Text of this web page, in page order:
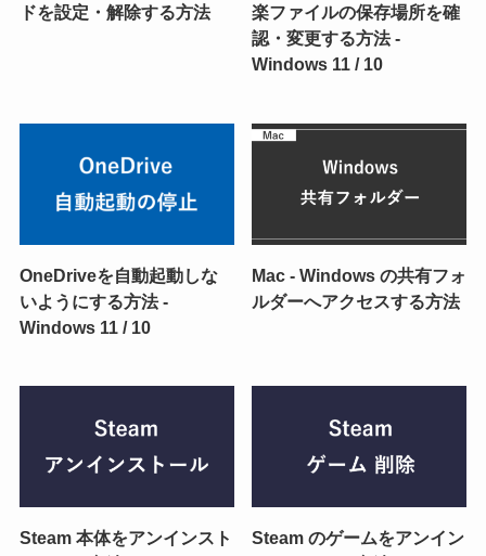
ドを設定・解除する方法
楽ファイルの保存場所を確
認・変更する方法 -
Windows 11 / 10
OneDriveを自動起動しな
いようにする方法 -
Windows 11 / 10
Mac - Windows の共有フォ
ルダーへアクセスする方法
Steam 本体をアンインスト
Steam のゲームをアンイン